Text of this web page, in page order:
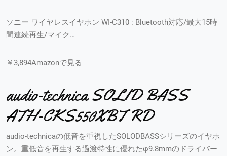
ソニー ワイヤレスイヤホン WI-C310 : Bluetooth対応/最大15時
間連続再生/マイク…
￥3,894Amazonで見る
audio-technica SOLID BASS
ATH-CKS550XBT RD
audio-technicaの低音を重視したSOLODBASSシリーズのイヤホ
ン。重低音を再生する過渡特性に優れたφ9.8mmのドライバー